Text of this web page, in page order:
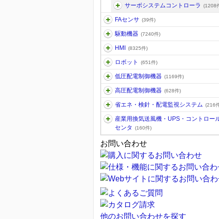
サーボシステムコントローラ (1208
FAセンサ (39件)
駆動機器 (7240件)
HMI (8325件)
ロボット (651件)
低圧配電制御機器 (1169件)
高圧配電制御機器 (628件)
省エネ・検針・配電監視システム (216
産業用換気送風機・UPS・コントロー
センタ
(160件)
お問い合わせ
他のお問い合わせを探す